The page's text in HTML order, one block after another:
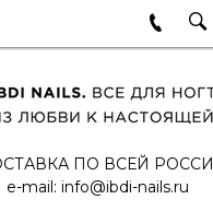
ПО ВСЕЙ РОССИ
e-mail: info@ibdi-nails.ru